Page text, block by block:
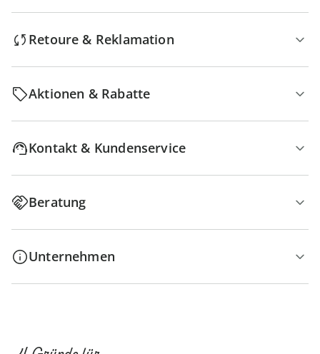
Retoure & Reklamation
Aktionen & Rabatte
Kontakt & Kundenservice
Beratung
Unternehmen